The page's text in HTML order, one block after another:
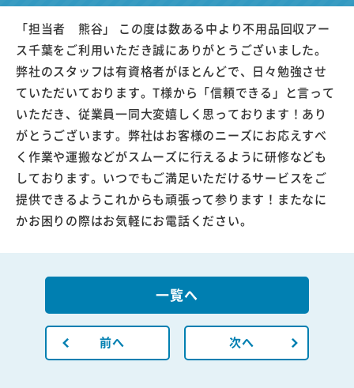
「担当者 熊谷」 この度は数ある中より不用品回収アー
ス千葉をご利用いただき誠にありがとうございました。
弊社のスタッフは有資格者がほとんどで、日々勉強させ
ていただいております。T様から「信頼できる」と言って
いただき、従業員一同大変嬉しく思っております！あり
がとうございます。弊社はお客様のニーズにお応えすべ
く作業や運搬などがスムーズに行えるように研修なども
しております。いつでもご満足いただけるサービスをご
提供できるようこれからも頑張って参ります！またなに
かお困りの際はお気軽にお電話ください。
前へ
一覧へ
次へ